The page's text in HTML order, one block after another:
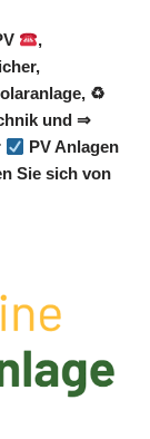
,
♻
und ⇒
PV Anlagen
Sie sich von